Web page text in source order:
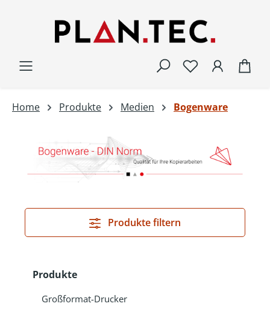
Home Produkte Medien Bogenware
Produkte filtern
Produkte
Großformat-Drucker